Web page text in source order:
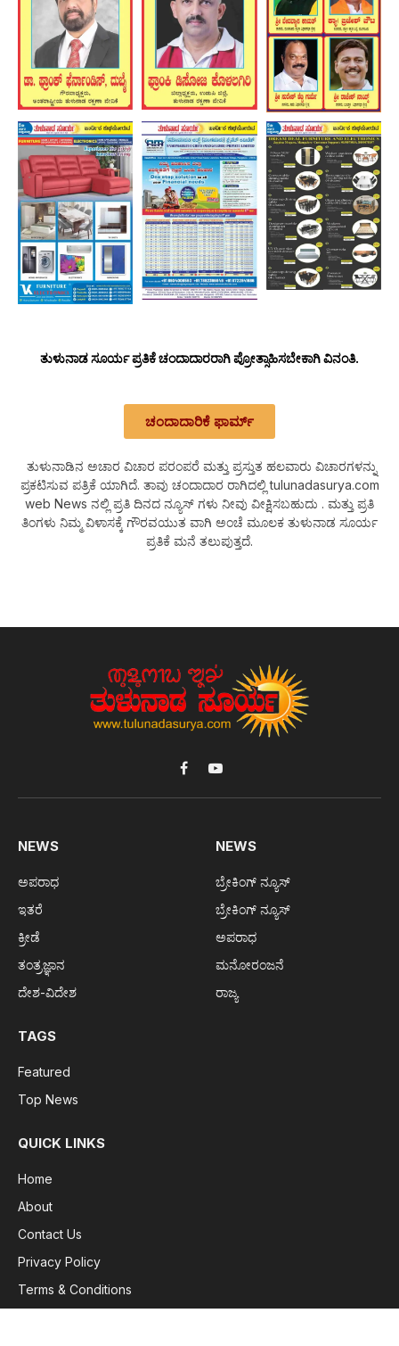
ತುಳುನಾಡ ಸೂರ್ಯ ಪ್ರತಿಕೆ ಚಂದಾದಾರರಾಗಿ ಪ್ರೋತ್ಸಾಹಿಸಬೇಕಾಗಿ ವಿನಂತಿ.
ಚಂದಾದಾರಿಕೆ ಫಾರ್ಮ್
ತುಳುನಾಡಿನ ಅಚಾರ ವಿಚಾರ ಪರಂಪರೆ ಮತ್ತು ಪ್ರಸ್ತುತ ಹಲವಾರು ವಿಚಾರಗಳನ್ನು
ಪ್ರಕಟಿಸುವ ಪತ್ರಿಕೆ ಯಾಗಿದೆ. ತಾವು ಚಂದಾದಾರ ರಾಗಿದಲ್ಲಿ tulunadasurya.com
web News ನಲ್ಲಿ ಪ್ರತಿ ದಿನದ ನ್ಯೂಸ್ ಗಳು ನೀವು ವೀಕ್ಷಿಸಬಹುದು . ಮತ್ತು ಪ್ರತಿ
ತಿಂಗಳು ನಿಮ್ಮ ವಿಳಾಸಕ್ಕೆ ಗೌರವಯುತ ವಾಗಿ ಅಂಚೆ ಮೂಲಕ ತುಳುನಾಡ ಸೂರ್ಯ
ಪ್ರತಿಕೆ ಮನೆ ತಲುಪುತ್ತದೆ.
FacebookYouTube
NEWS
ಅಪರಾಧ
ಇತರೆ
ಕ್ರೀಡೆ
ತಂತ್ರಜ್ಞಾನ
ದೇಶ-ವಿದೇಶ
NEWS
ಬ್ರೇಕಿಂಗ್ ನ್ಯೂಸ್
ಬ್ರೇಕಿಂಗ್ ನ್ಯೂಸ್
ಅಪರಾಧ
ಮನೋರಂಜನೆ
ರಾಜ್ಯ
TAGS
Featured
Top News
QUICK LINKS
Home
About
Contact Us
Privacy Policy
Terms & Conditions